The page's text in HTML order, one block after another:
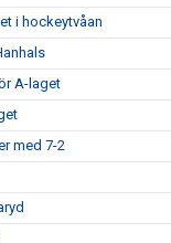
i hockeytvåan
A-laget
med 7-2